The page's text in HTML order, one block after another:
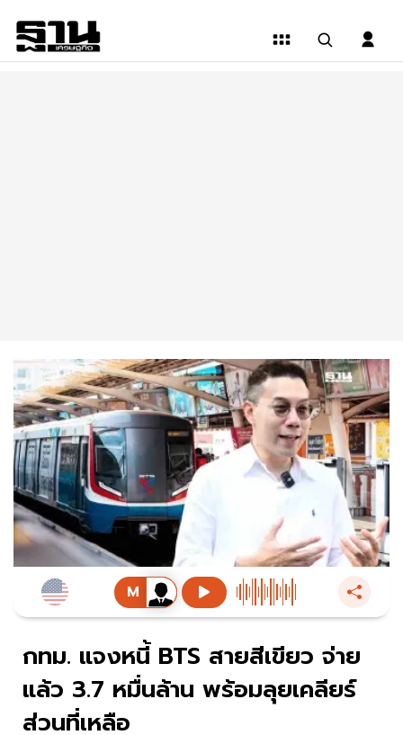
กทม. แจงหนี้ BTS สายสีเขียว จ่าย
แล้ว 3.7 หมื่นล้าน พร้อมลุยเคลียร์
ส่วนที่เหลือ